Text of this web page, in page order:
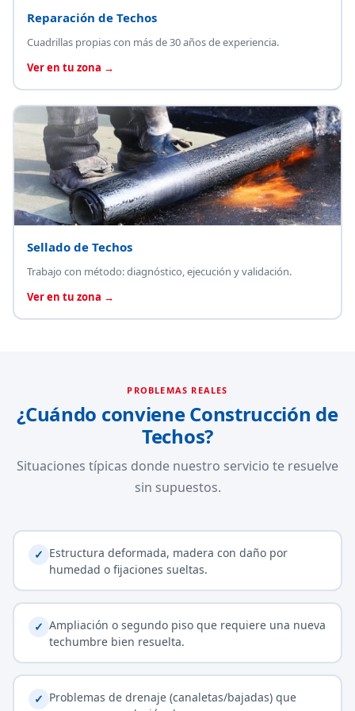
Reparación de Techos
Cuadrillas propias con más de 30 años de experiencia.
Ver en tu zona →
Sellado de Techos
Trabajo con método: diagnóstico, ejecución y validación.
Ver en tu zona →
PROBLEMAS REALES
¿Cuándo conviene Construcción de
Techos?
Situaciones típicas donde nuestro servicio te resuelve
sin supuestos.
✓ Estructura deformada, madera con daño por
humedad o fijaciones sueltas.
✓ Ampliación o segundo piso que requiere una nueva
techumbre bien resuelta.
✓ Problemas de drenaje (canaletas/bajadas) que